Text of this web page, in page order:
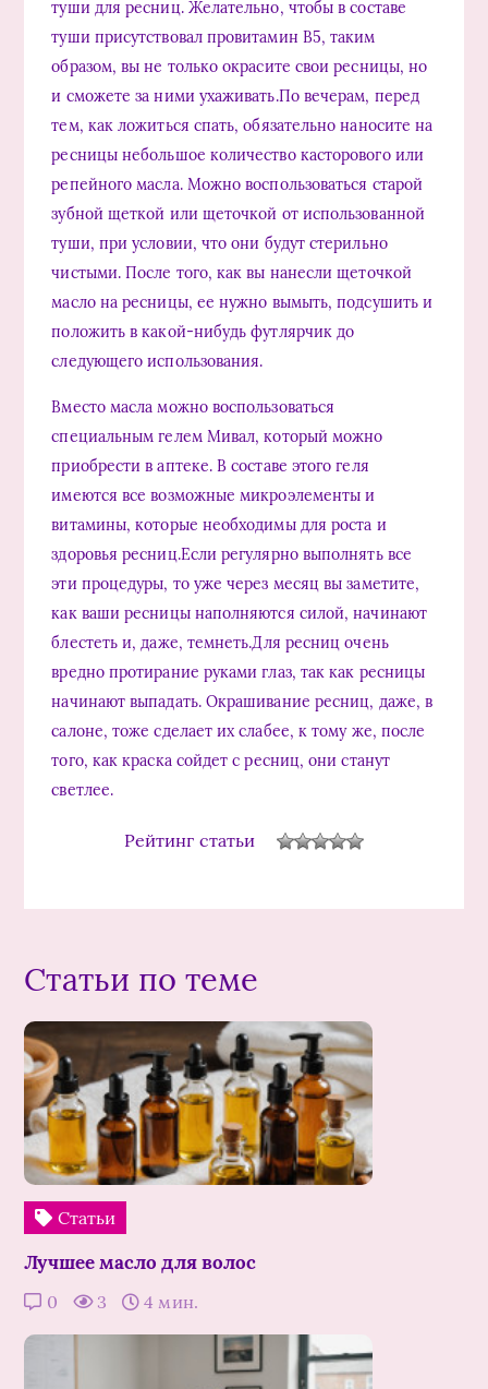
туши для ресниц. Желательно, чтобы в составе
туши присутствовал провитамин В5, таким
образом, вы не только окрасите свои ресницы, но
и сможете за ними ухаживать.По вечерам, перед
тем, как ложиться спать, обязательно наносите на
ресницы небольшое количество касторового или
репейного масла. Можно воспользоваться старой
зубной щеткой или щеточкой от использованной
туши, при условии, что они будут стерильно
чистыми. После того, как вы нанесли щеточкой
масло на ресницы, ее нужно вымыть, подсушить и
положить в какой-нибудь футлярчик до
следующего использования.
Вместо масла можно воспользоваться
специальным гелем Мивал, который можно
приобрести в аптеке. В составе этого геля
имеются все возможные микроэлементы и
витамины, которые необходимы для роста и
здоровья ресниц.Если регулярно выполнять все
эти процедуры, то уже через месяц вы заметите,
как ваши ресницы наполняются силой, начинают
блестеть и, даже, темнеть.Для ресниц очень
вредно протирание руками глаз, так как ресницы
начинают выпадать. Окрашивание ресниц, даже, в
салоне, тоже сделает их слабее, к тому же, после
того, как краска сойдет с ресниц, они станут
светлее.
Рейтинг статьи
Статьи по теме
Статьи
Лучшее масло для волос
0 3 4 мин.